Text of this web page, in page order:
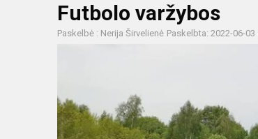
Futbolo varžybos
Paskelbė : Nerija Širvelienė Paskelbta: 2022-06-03